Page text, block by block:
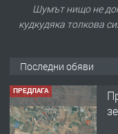
Шумът нищо не
кудкудяка толкова
Последни обяви
ПРЕДЛАГА
ПРЕДЛАГА